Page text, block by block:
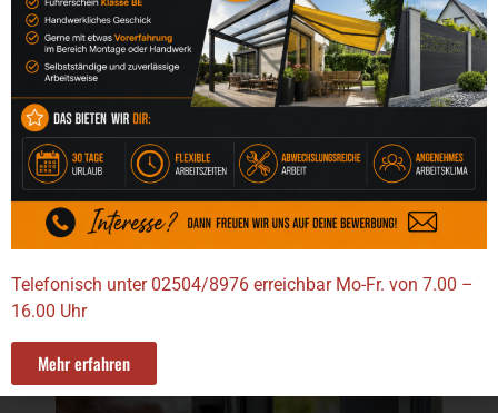
Ihr Haus passend ist.
Schnellanfrage
Telefonisch unter 02504/8976 erreichbar Mo-Fr. von 7.00 –
16.00 Uhr
Mehr erfahren